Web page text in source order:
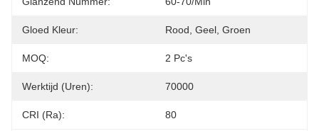
Gloed Kleur: Rood, Geel, Groen
MOQ: 2 Pc's
Werktijd (uren): 70000
CRI (Ra): 80